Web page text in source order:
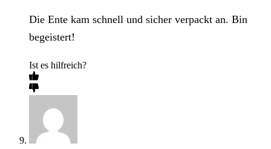
Die Ente kam schnell und sicher verpackt an. Bin
begeistert!
Ist es hilfreich?